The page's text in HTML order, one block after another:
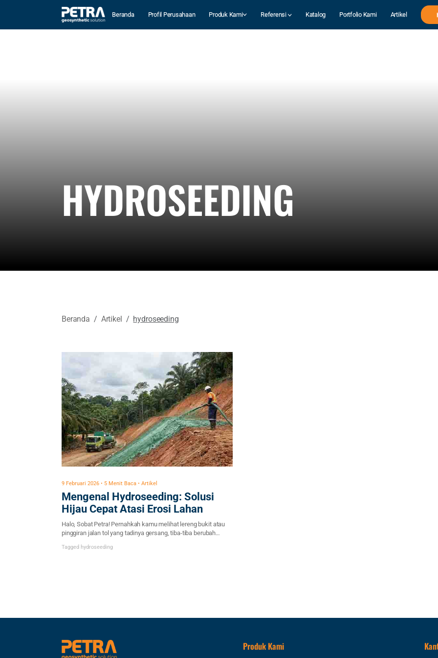
Beranda Profil Perusahaan Produk Kami Referensi Katalog Portfolio Kami Artikel
HYDROSEEDING
Beranda Artikel hydroseeding
9 Februari 2026 • 5 Menit Baca • Artikel
Mengenal Hydroseeding: Solusi
Hijau Cepat Atasi Erosi Lahan
Halo, Sobat Petra! Pernahkah kamu melihat lereng bukit atau
pinggiran jalan tol yang tadinya gersang, tiba-tiba berubah
singkat? Kemungkinan besar, itu bukanlah hasil dari menanam
Tagged hydroseeding
Produk Kami